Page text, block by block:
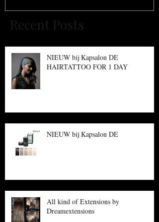
Recent Posts
NIEUW bij Kapsalon DE
HAIRTATTOO FOR 1 DAY
NIEUW bij Kapsalon DE
All kind of Extensions by
Dreamextensions